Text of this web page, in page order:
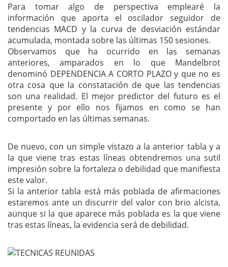
Para tomar algo de perspectiva emplearé la
información que aporta el oscilador seguidor de
tendencias MACD y la curva de desviación estándar
acumulada, montada sobre las últimas 150 sesiones.
Observamos que ha ocurrido en las semanas
anteriores, amparados en lo que Mandelbrot
denominó DEPENDENCIA A CORTO PLAZO y que no es
otra cosa que la constatación de que las tendencias
son una realidad. El mejor predictor del futuro es el
presente y por ello nos fijamos en como se han
comportado en las últimas semanas.
De nuevo, con un simple vistazo a la anterior tabla y a
la que viene tras estas líneas obtendremos una sutil
impresión sobre la fortaleza o debilidad que manifiesta
este valor.
Si la anterior tabla está más poblada de afirmaciones
estaremos ante un discurrir del valor con brio alcista,
aunque si la que aparece más poblada es la que viene
tras estas líneas, la evidencia será de debilidad.